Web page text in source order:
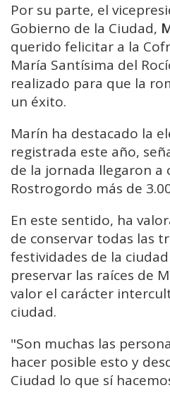
Por su parte, el
Gobierno de la Ciudad,
querido felicitar a la
María Santísima del
realizado para que la
un éxito.
Marín ha destacado la
registrada este año,
de la jornada llegaron a
Rostrogordo más de
En este sentido, ha
de conservar todas las
festividades de la
preservar las raíces de
valor el carácter
ciudad.
"Son muchas las
hacer posible esto y
Ciudad lo que sí